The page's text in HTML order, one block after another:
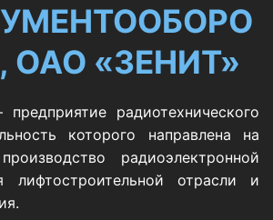
ОАО «ЗЕНИТ»
радиотехнического
которого направлена на
радиоэлектронной
лифтостроительной отрасли и